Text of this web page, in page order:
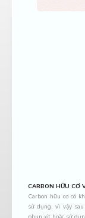
CARBON HỮU CƠ
Carbon hữu cơ có
sử dụng, vì vậy